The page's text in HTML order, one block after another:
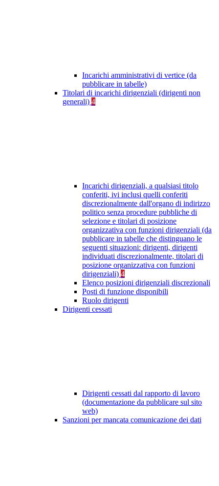
Incarichi amministrativi di vertice (da
pubblicare in tabelle)
Titolari di incarichi dirigenziali (dirigenti non
generali) 4
Incarichi dirigenziali, a qualsiasi titolo
conferiti, ivi inclusi quelli conferiti
discrezionalmente dall'organo di indirizzo
politico senza procedure pubbliche di
selezione e titolari di posizione
organizzativa con funzioni dirigenziali (da
pubblicare in tabelle che distinguano le
seguenti situazioni: dirigenti, dirigenti
individuati discrezionalmente, titolari di
posizione organizzativa con funzioni
dirigenziali) 4
Elenco posizioni dirigenziali discrezionali
Posti di funzione disponibili
Ruolo dirigenti
Dirigenti cessati
Dirigenti cessati dal rapporto di lavoro
(documentazione da pubblicare sul sito
web)
Sanzioni per mancata comunicazione dei dati